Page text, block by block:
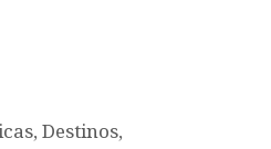
,Destinos,